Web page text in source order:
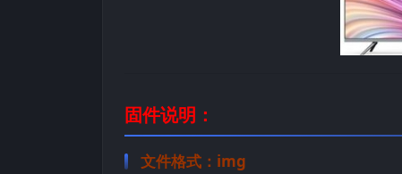
固件说明：
文件格式：img